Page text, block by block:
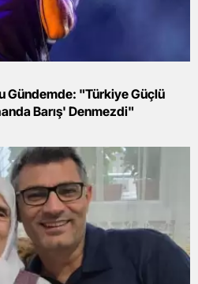
Gündemde: "Türkiye Güçlü
Barış' Denmezdi"